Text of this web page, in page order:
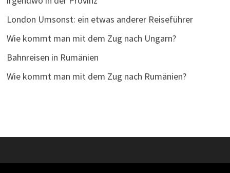
London Umsonst: ein etwas anderer Reiseführer
Wie kommt man mit dem Zug nach Ungarn?
Bahnreisen in Rumänien
Wie kommt man mit dem Zug nach Rumänien?